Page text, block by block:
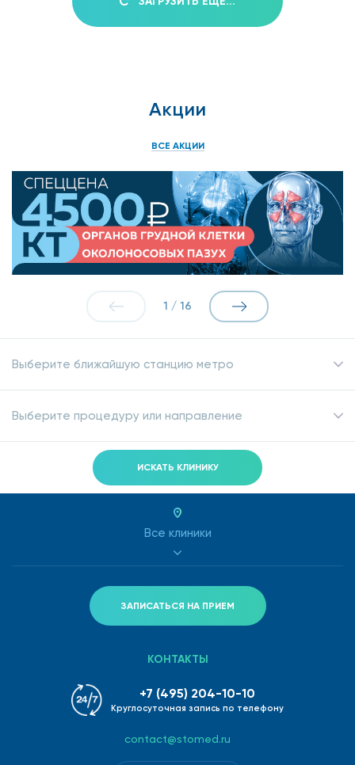
Акции
ВСЕ АКЦИИ
1 / 16
Выберите ближайшую станцию метро
Выберите процедуру или направление
ИСКАТЬ КЛИНИКУ
Все клиники
ЗАПИСАТЬСЯ НА ПРИЕМ
КОНТАКТЫ
+7 (495) 204-10-10
Круглосуточная запись по телефону
contact@stomed.ru